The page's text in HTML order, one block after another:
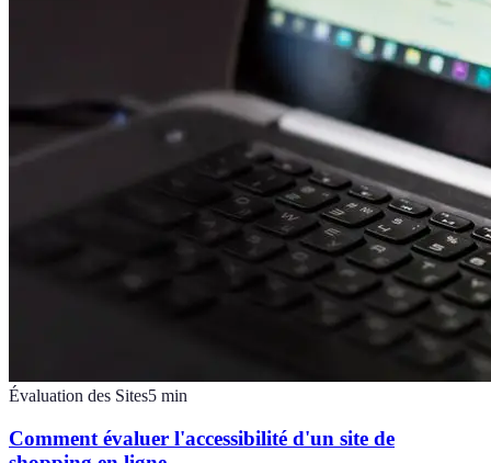
Évaluation des Sites5 min
Comment évaluer l'accessibilité d'un site de